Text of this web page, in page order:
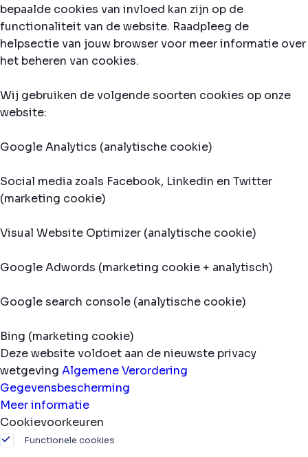
bepaalde cookies van invloed kan zijn op de
functionaliteit van de website. Raadpleeg de
helpsectie van jouw browser voor meer informatie over
het beheren van cookies.
Wij gebruiken de volgende soorten cookies op onze
website:
Google Analytics (analytische cookie)
Social media zoals Facebook, Linkedin en Twitter
(marketing cookie)
Visual Website Optimizer (analytische cookie)
Google Adwords (marketing cookie + analytisch)
Google search console (analytische cookie)
Bing (marketing cookie)
Deze website voldoet aan de nieuwste privacy
wetgeving Algemene Verordering
Gegevensbescherming
Meer informatie
Cookievoorkeuren
Functionele cookies